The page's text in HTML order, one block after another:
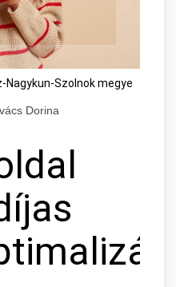
Nagykun-Szolnok megye
Dorina